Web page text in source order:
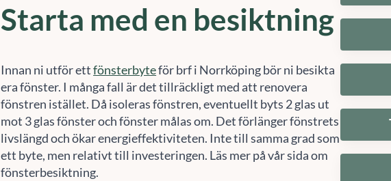
Starta med en besiktning
Innan ni utför ettfönsterbyteför brf i Norrköping bör ni besikta
era fönster. I många fall är det tillräckligt med att renovera
fönstren istället. Då isoleras fönstren, eventuellt byts 2 glas ut
mot 3 glas fönster och fönster målas om. Det förlänger fönstrets
livslängd och ökar energieffektiviteten. Inte till samma grad som
ett byte, men relativt till investeringen. Läs mer på vår sida om
fönsterbesiktning.